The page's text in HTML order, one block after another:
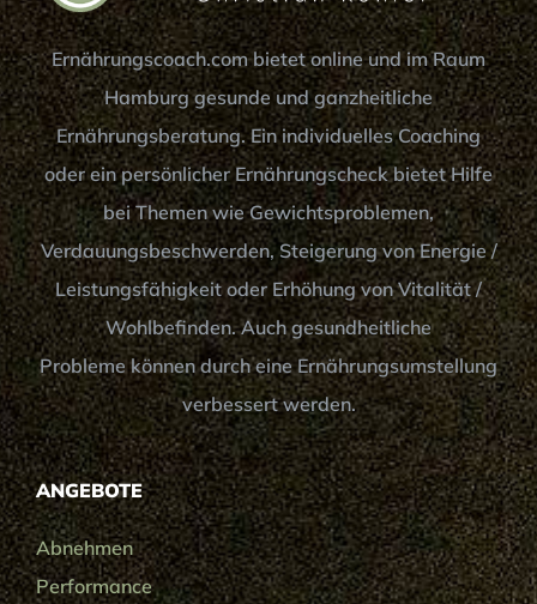
Ernährungscoach.com bietet online und im Raum
Hamburg gesunde und ganzheitliche
Ernährungsberatung. Ein individuelles Coaching
oder ein persönlicher Ernährungscheck bietet Hilfe
bei Themen wie Gewichtsproblemen,
Verdauungsbeschwerden, Steigerung von Energie /
Leistungsfähigkeit oder Erhöhung von Vitalität /
Wohlbefinden. Auch gesundheitliche
Probleme können durch eine Ernährungsumstellung
verbessert werden.
ANGEBOTE
Abnehmen
Performance